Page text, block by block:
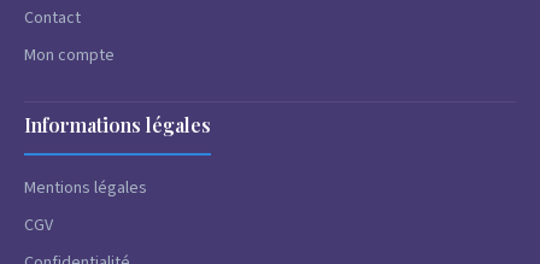
Contact
Mon compte
Informations légales
Mentions légales
CGV